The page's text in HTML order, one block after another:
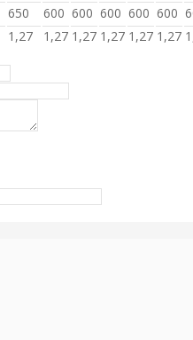
650 600 600 600 600 600
1,27 1,27 1,27 1,27 1,27 1,27